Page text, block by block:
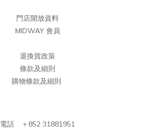
門店開放資料
MIDWAY 會員
退換貨政策
條款及細則
購物條款及細則
電話 ＋852 31881951